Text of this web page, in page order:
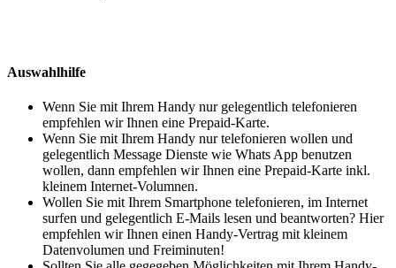
Auswahlhilfe
Wenn Sie mit Ihrem Handy nur gelegentlich telefonieren
empfehlen wir Ihnen eine Prepaid-Karte.
Wenn Sie mit Ihrem Handy nur telefonieren wollen und
gelegentlich Message Dienste wie Whats App benutzen
wollen, dann empfehlen wir Ihnen eine Prepaid-Karte inkl.
kleinem Internet-Volumnen.
Wollen Sie mit Ihrem Smartphone telefonieren, im Internet
surfen und gelegentlich E-Mails lesen und beantworten? Hier
empfehlen wir Ihnen einen Handy-Vertrag mit kleinem
Datenvolumen und Freiminuten!